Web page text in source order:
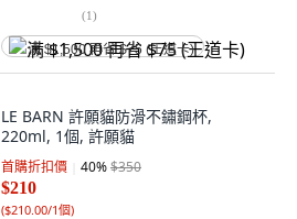
(1)
满 $1,500 再省 $75 (王道卡)
LE BARN 許願貓防滑不鏽鋼杯,
220ml, 1個, 許願貓
首購折扣價 40%$350
$210
($210.00/1個)